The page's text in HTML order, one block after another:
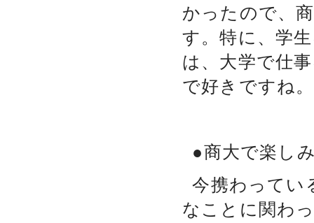
かったので、
す。特に、学
は、大学で仕
で好きですね。
●商大で楽し
今携わってい
なことに関わ